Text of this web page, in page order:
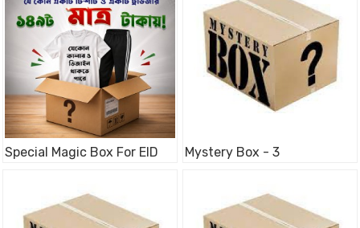
Special Magic Box For EID Mystery Box - 3